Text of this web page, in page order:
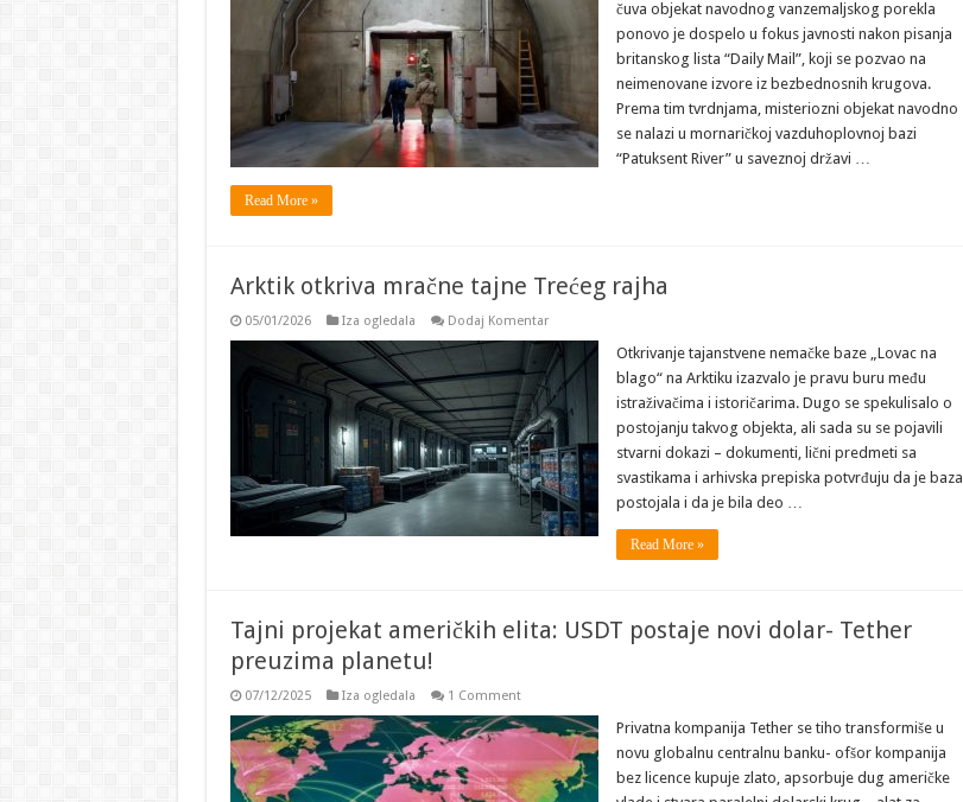
čuva objekat navodnog vanzemaljskog porekla
ponovo je dospelo u fokus javnosti nakon pisanja
britanskog lista “Daily Mail”, koji se pozvao na
neimenovane izvore iz bezbednosnih krugova.
Prema tim tvrdnjama, misteriozni objekat navodno
se nalazi u mornaričkoj vazduhoplovnoj bazi
“Patuksent River” u saveznoj državi …
Read More »
Arktik otkriva mračne tajne Trećeg rajha
05/01/2026 Iza ogledala Dodaj Komentar
Otkrivanje tajanstvene nemačke baze „Lovac na
blago“ na Arktiku izazvalo je pravu buru među
istraživačima i istoričarima. Dugo se spekulisalo o
postojanju takvog objekta, ali sada su se pojavili
stvarni dokazi – dokumenti, lični predmeti sa
svastikama i arhivska prepiska potvrđuju da je baza
postojala i da je bila deo …
Read More »
Tajni projekat američkih elita: USDT postaje novi dolar- Tether
preuzima planetu!
07/12/2025 Iza ogledala 1 Comment
Privatna kompanija Tether se tiho transformiše u
novu globalnu centralnu banku- ofšor kompanija
bez licence kupuje zlato, apsorbuje dug američke